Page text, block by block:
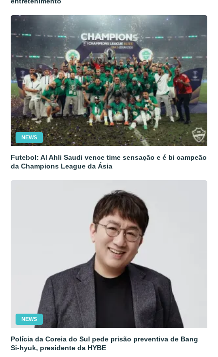
NEWS
Futebol: Al Ahli Saudi vence time sensação e é bi campeão
da Champions League da Ásia
NEWS
Polícia da Coreia do Sul pede prisão preventiva de Bang
Si-hyuk, presidente da HYBE